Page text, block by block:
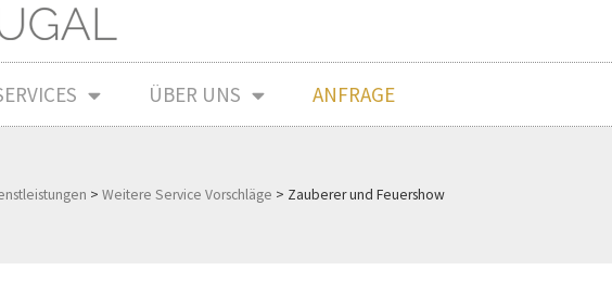
ÜBER UNS ANFRAGE
> Weitere Service Vorschläge > Zauberer und Feuershow